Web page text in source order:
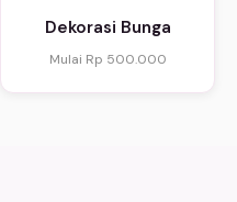
Dekorasi Bunga
Mulai Rp 500.000